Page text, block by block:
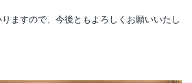
ますので、今後ともよろしくお願いいたし